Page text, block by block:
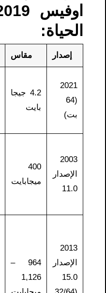
الحياة:
إصدار مقاس
2021
(64
بت)
4.2 جيجا
بايت
2003
الإصدار
11.0
400
ميجابايت
2013
الإصدار
15.0
964 –
1,126